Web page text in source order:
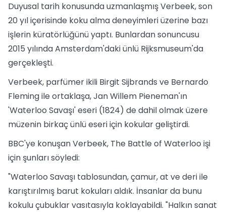
Duyusal tarih konusunda uzmanlaşmış Verbeek, son
20 yıl içerisinde koku alma deneyimleri üzerine bazı
işlerin küratörlüğünü yaptı. Bunlardan sonuncusu
2015 yılında Amsterdam'daki ünlü Rijksmuseum'da
gerçekleşti.
Verbeek, parfümer ikili Birgit Sijbrands ve Bernardo
Fleming ile ortaklaşa, Jan Willem Pieneman'ın
'Waterloo Savaşı' eseri (1824) de dahil olmak üzere
müzenin birkaç ünlü eseri için kokular geliştirdi.
BBC'ye konuşan Verbeek, The Battle of Waterloo işi
için şunları söyledi:
"Waterloo Savaşı tablosundan, çamur, at ve deri ile
karıştırılmış barut kokuları aldık. İnsanlar da bunu
kokulu çubuklar vasıtasıyla koklayabildi. "Halkın sanat